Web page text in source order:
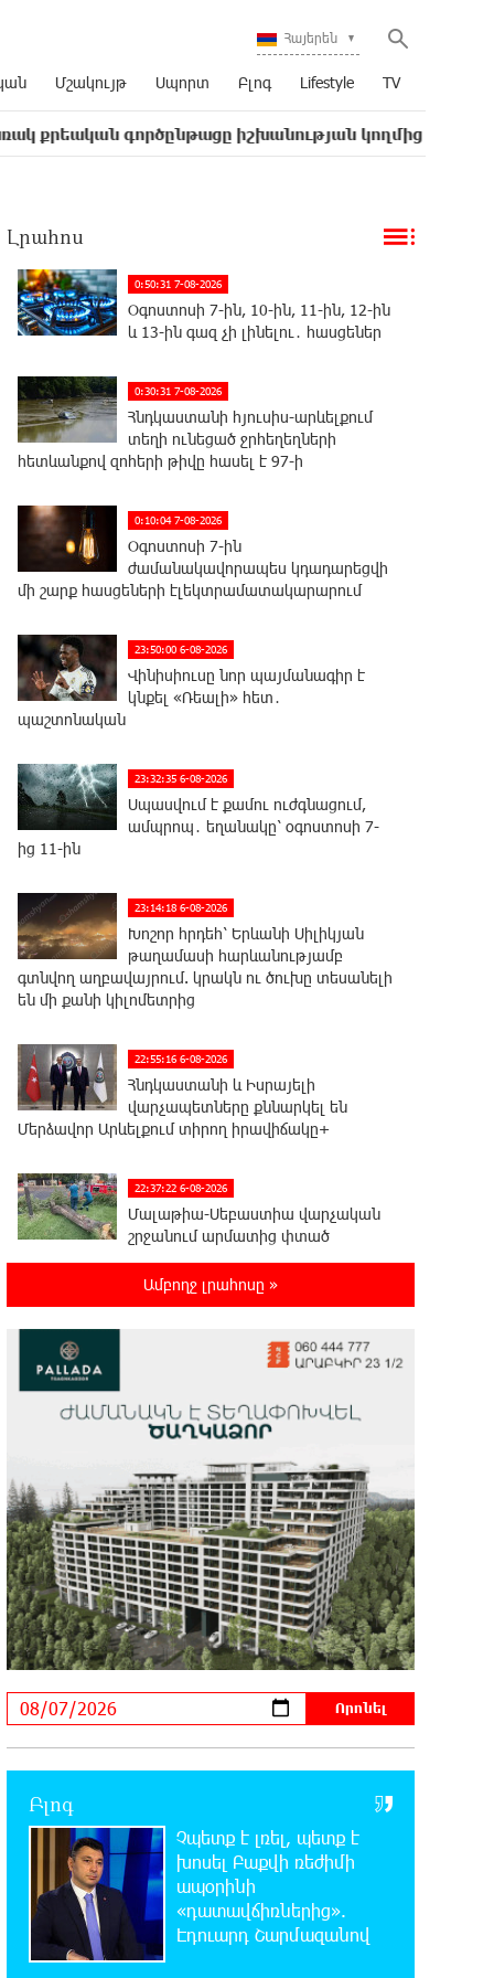
Հայերեն
Մշակույթ Սպորտ Բլոգ Lifestyle TV
գործընթացը իշխանության կողմից քաղաքական
Լրահոս
0:50:31 7-08-2026
Օգոստոսի 7-ին, 10-ին, 11-ին, 12-ին
և 13-ին գազ չի լինելու․ հասցեներ
0:30:31 7-08-2026
Հնդկաստանի հյուսիս-արևելքում
տեղի ունեցած ջրհեղեղների
հետևանքով զոհերի թիվը հասել է 97-ի
0:10:04 7-08-2026
Օգոստոսի 7-ին
ժամանակավորապես կդադարեցվի
մի շարք հասցեների էլեկտրամատակարարում
23:50:00 6-08-2026
Վինիսիուսը նոր պայմանագիր է
կնքել «Ռեալի» հետ․
պաշտոնական
23:32:35 6-08-2026
Սպասվում է քամու ուժգնացում,
ամպրոպ․ եղանակը՝ օգոստոսի 7-
ից 11-ին
23:14:18 6-08-2026
Խոշոր հրդեհ՝ Երևանի Սիլիկյան
թաղամասի հարևանությամբ
գտնվող աղբավայրում. կրակն ու ծուխը տեսանելի
են մի քանի կիլոմետրից
22:55:16 6-08-2026
Հնդկաստանի և Իսրայելի
վարչապետները քննարկել են
Մերձավոր Արևելքում տիրող իրավիճակը+
22:37:22 6-08-2026
Մալաթիա-Սեբաստիա վարչական
շրջանում արմատից փտած
Իրանը և Օմանը պլանավորում են
փոխել Հորմուզի նեղուցի
նավագնացության կառուցվածքը
8-ամյա Մոնթե Մուրադյանն ու
Սյունե Քոսակյանը հաղթահարել
են Արարատի գագաթը
21:41:25 6-08-2026
Վթար Լոռու մարզում․
փրկարարները վարորդին դուրս են
բերել արգելափակումից
Երևանում երթուղիների
փոփոխություն կլինի
Օգոստոսի 7-ին՝ Գարեգին Բ
Ամենայն Հայոց Կաթողիկոսի
դատական նիստը
20:44:49 6-08-2026
ՆԳՆ-ն՝ աղբակույտի տակ մնացած
Ամբողջ լրահոսը »
Բլոգ
Չպետք է լռել, պետք է
խոսել Բաքվի ռեժիմի
ապօրինի
«դատավճիռներից».
Էդուարդ Շարմազանով